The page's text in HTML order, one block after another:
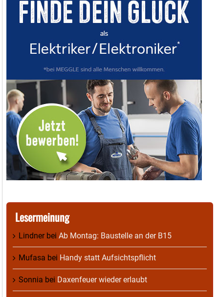
Lesermeinung
Lindnerbei Ab Montag: Baustelle an der B15
Mufasa bei Handy statt Aufsichtspflicht
Sonnia bei Daxenfeuer wieder erlaubt